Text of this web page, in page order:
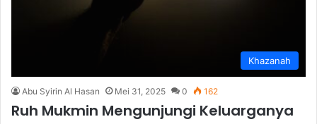
Khazanah
Abu Syirin Al Hasan Mei 31, 2025 0 162
Ruh Mukmin Mengunjungi Keluarganya